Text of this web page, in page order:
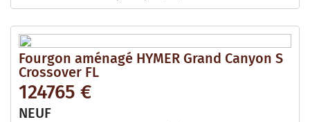
Fourgon aménagé HYMER Grand Canyon S
Crossover FL
124765 €
NEUF